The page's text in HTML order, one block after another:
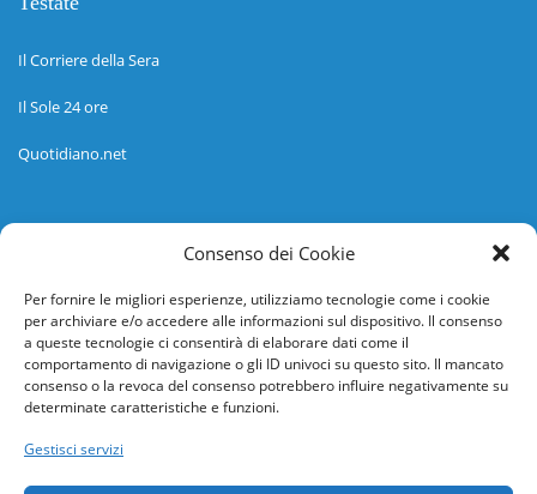
Consenso dei Cookie
Per fornire le migliori esperienze, utilizziamo tecnologie come i cookie
per archiviare e/o accedere alle informazioni sul dispositivo. Il consenso
a queste tecnologie ci consentirà di elaborare dati come il
comportamento di navigazione o gli ID univoci su questo sito. Il mancato
consenso o la revoca del consenso potrebbero influire negativamente su
determinate caratteristiche e funzioni.
Gestisci servizi
Il Corriere della Sera
Il Sole 24 ore
Quotidiano.net
Informazioni
Help desk
Guida rapida